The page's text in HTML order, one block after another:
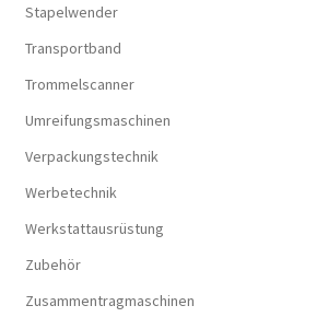
Stapelwender
Transportband
Trommelscanner
Umreifungsmaschinen
Verpackungstechnik
Werbetechnik
Werkstattausrüstung
Zubehör
Zusammentragmaschinen